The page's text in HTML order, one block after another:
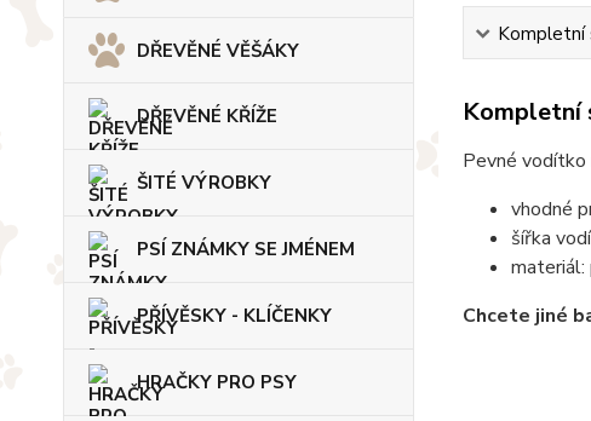
DŘEVĚNÉ VĚŠÁKY
DŘEVĚNÉ KŘÍŽE
ŠITÉ VÝROBKY
PSÍ ZNÁMKY SE JMÉNEM
PŘÍVĚSKY - KLÍČENKY
HRAČKY PRO PSY
Kompletní
Kompletní
Pevné
vhodné
šířka
materiál:
Chcete jiné